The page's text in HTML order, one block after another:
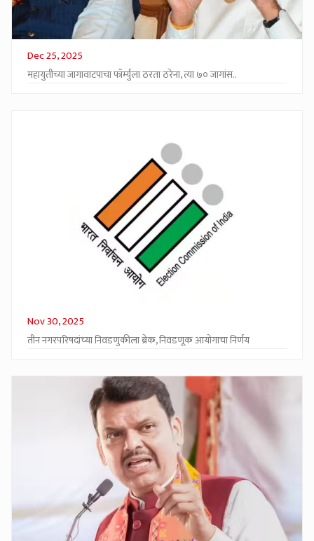
Dec 25, 2025
महायुतीच्या जागावाटपाचा फॉर्म्युला ठरता ठरेना, त्या ७० जागांस..
Nov 30, 2025
तीन नगरपरिषदांच्या निवडणुकीला ब्रेक, निवडणूक आयोगाचा निर्णय